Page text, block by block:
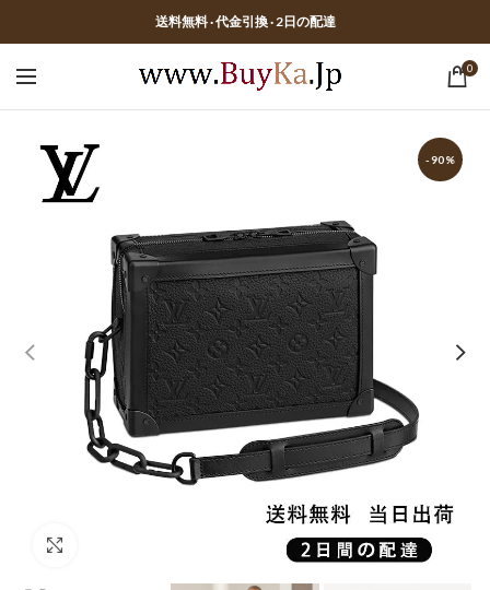
送料無料 · 代金引換 · 2日の配達
0
-90%